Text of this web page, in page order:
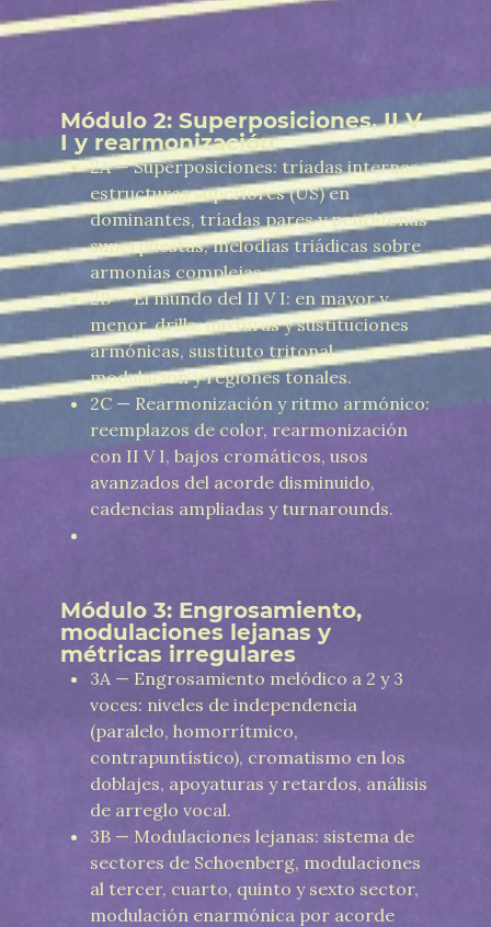
Módulo 2: Superposiciones, II V
I y rearmonización
2A — Superposiciones: tríadas internas,
estructuras superiores (US) en
dominantes, tríadas pares y pentáfonas
superpuestas, melodías triádicas sobre
armonías complejas.
2B — El mundo del II V I: en mayor y
menor, drills, mixturas y sustituciones
armónicas, sustituto tritonal,
modulación y regiones tonales.
2C — Rearmonización y ritmo armónico:
reemplazos de color, rearmonización
con II V I, bajos cromáticos, usos
avanzados del acorde disminuido,
cadencias ampliadas y turnarounds.
Módulo 3: Engrosamiento,
modulaciones lejanas y
métricas irregulares
3A — Engrosamiento melódico a 2 y 3
voces: niveles de independencia
(paralelo, homorrítmico,
contrapuntístico), cromatismo en los
doblajes, apoyaturas y retardos, análisis
de arreglo vocal.
3B — Modulaciones lejanas: sistema de
sectores de Schoenberg, modulaciones
al tercer, cuarto, quinto y sexto sector,
modulación enarmónica por acorde